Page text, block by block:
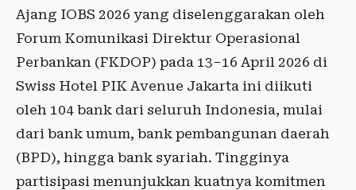
Ajang IOBS 2026 yang diselenggarakan oleh
Forum Komunikasi Direktur Operasional
Perbankan (FKDOP) pada 13–16 April 2026 di
Swiss Hotel PIK Avenue Jakarta ini diikuti
oleh 104 bank dari seluruh Indonesia, mulai
dari bank umum, bank pembangunan daerah
(BPD), hingga bank syariah. Tingginya
partisipasi menunjukkan kuatnya komitmen